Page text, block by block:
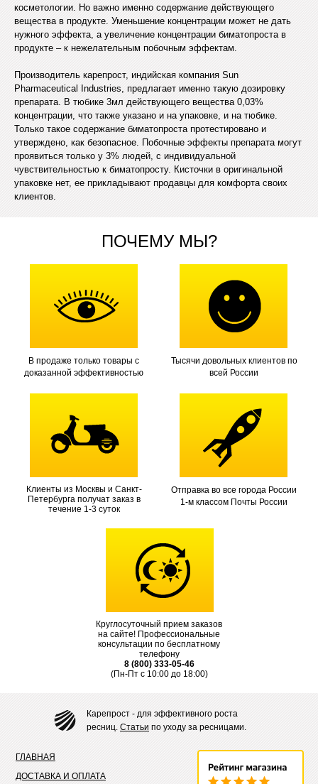
косметологии. Но важно именно содержание действующего
вещества в продукте. Уменьшение концентрации может не дать
нужного эффекта, а увеличение концентрации биматопроста в
продукте – к нежелательным побочным эффектам.
Производитель карепрост, индийская компания Sun
Pharmaceutical Industries, предлагает именно такую дозировку
препарата. В тюбике 3мл действующего вещества 0,03%
концентрации, что также указано и на упаковке, и на тюбике.
Только такое содержание биматопроста протестировано и
утверждено, как безопасное. Побочные эффекты препарата могут
проявиться только у 3% людей, с индивидуальной
чувствительностью к биматопросту. Кисточки в оригинальной
упаковке нет, ее прикладывают продавцы для комфорта своих
клиентов.
ПОЧЕМУ МЫ?
В продаже только товары с
доказанной эффективностью
Тысячи довольных клиентов по
всей России
Клиенты из Москвы и Санкт-
Петербурга получат заказ в
течение 1-3 суток
Отправка во все города России
1-м классом Почты России
Круглосуточный прием заказов
на сайте! Профессиональные
консультации по бесплатному
телефону
8 (800) 333-05-46
(Пн-Пт с 10:00 до 18:00)
Карепрост - для эффективного роста
ресниц. Статьи по уходу за ресницами.
ГЛАВНАЯ
ДОСТАВКА И ОПЛАТА